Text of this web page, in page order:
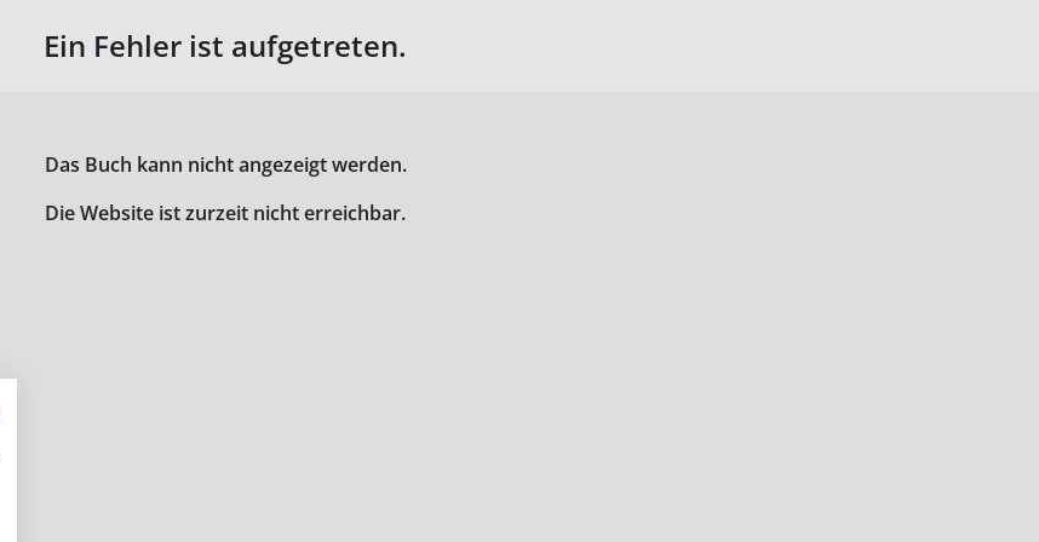
Ein Fehler ist aufgetreten.
Das Buch kann nicht angezeigt werden.
Die Website ist zurzeit nicht erreichbar.